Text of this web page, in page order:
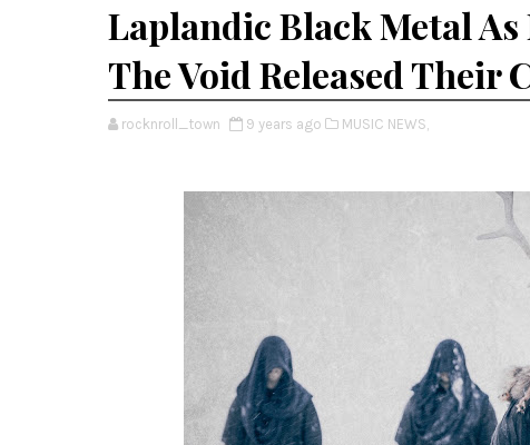
Laplandic Black Metal
The Void Released Their
rocknroll_town 9 years ago MUSIC NEWS,